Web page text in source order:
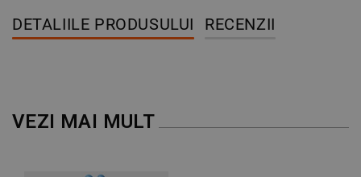
DETALIILE PRODUSULUI RECENZII
VEZI MAI MULT